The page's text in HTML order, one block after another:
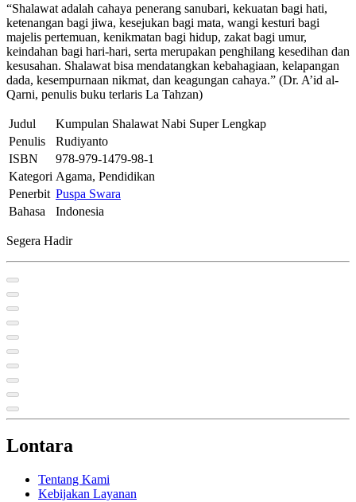
“Shalawat adalah cahaya penerang sanubari, kekuatan bagi hati,
ketenangan bagi jiwa, kesejukan bagi mata, wangi kesturi bagi
majelis pertemuan, kenikmatan bagi hidup, zakat bagi umur,
keindahan bagi hari-hari, serta merupakan penghilang kesedihan dan
kesusahan. Shalawat bisa mendatangkan kebahagiaan, kelapangan
dada, kesempurnaan nikmat, dan keagungan cahaya.” (Dr. A’id al-
Qarni, penulis buku terlaris La Tahzan)
Judul
Kumpulan Shalawat Nabi Super Lengkap
Penulis
Rudiyanto
ISBN
978-979-1479-98-1
Kategori Agama, Pendidikan
Penerbit Puspa Swara
Bahasa
Indonesia
Segera Hadir
Lontara
Tentang Kami
Kebijakan Layanan